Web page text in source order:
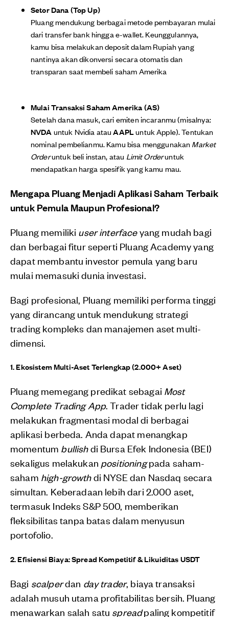
Setor Dana (Top Up)
Pluang mendukung berbagai metode pembayaran mulai
dari transfer bank hingga e-wallet. Keunggulannya,
kamu bisa melakukan deposit dalam Rupiah yang
nantinya akan dikonversi secara otomatis dan
transparan saat membeli saham Amerika
Mulai Transaksi Saham Amerika (AS)
Setelah dana masuk, cari emiten incaranmu (misalnya:
NVDA untuk Nvidia atauAAPLuntuk Apple). Tentukan
nominal pembelianmu. Kamu bisa menggunakanMarket
Orderuntuk beli instan, atau Limit Orderuntuk
mendapatkan harga spesifik yang kamu mau.
Mengapa Pluang Menjadi Aplikasi Saham Terbaik
untuk Pemula Maupun Profesional?
Pluang memiliki user interfaceyang mudah bagi
dan berbagai fitur seperti Pluang Academy yang
dapat membantu investor pemula yang baru
mulai memasuki dunia investasi.
Bagi profesional, Pluang memiliki performa tinggi
yang dirancang untuk mendukung strategi
trading kompleks dan manajemen aset multi-
dimensi.
1. Ekosistem Multi-Aset Terlengkap (2.000+ Aset)
Pluang memegang predikat sebagai Most
Complete Trading App. Trader tidak perlu lagi
melakukan fragmentasi modal di berbagai
aplikasi berbeda. Anda dapat menangkap
momentum bullishdi Bursa Efek Indonesia (BEI)
sekaligus melakukan positioningpada saham-
saham high-growthdi NYSE dan Nasdaq secara
simultan. Keberadaan lebih dari 2.000 aset,
termasuk Indeks S&P 500, memberikan
fleksibilitas tanpa batas dalam menyusun
portofolio.
2. Efisiensi Biaya: Spread Kompetitif & Likuiditas USDT
Bagi scalperdan day trader, biaya transaksi
adalah musuh utama profitabilitas bersih. Pluang
menawarkan salah satu spreadpaling kompetitif